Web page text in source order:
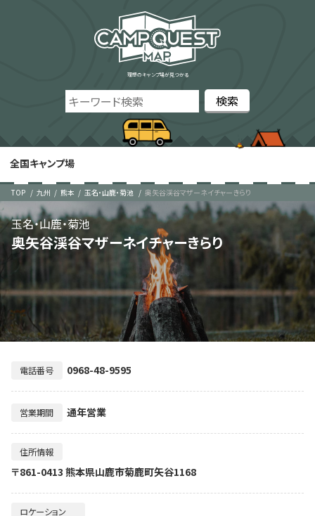
理想のキャンプ場が見つかる
全国キャンプ場
TOP 九州 熊本 玉名・山鹿・菊池 奥矢谷渓谷マザーネイチャーきらり
奥矢谷渓谷マザーネイチャーきらり
玉名・山鹿・菊池
電話番号 0968-48-9595
営業期間 通年営業
住所情報
〒861-0413 熊本県山鹿市菊鹿町矢谷1168
ロケーション